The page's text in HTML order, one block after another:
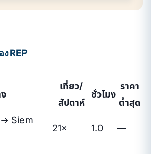
REP
เที่ยว/
สัปดาห์
ชั่วโมง
ราคา
ต่ำสุด
Siem
21× 1.0 —